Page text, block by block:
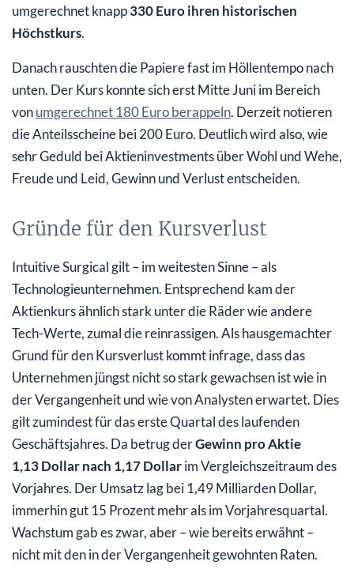
umgerechnet knapp330 Euro ihren historischen
Höchstkurs.
Danach rauschten die Papiere fast im Höllentempo nach
unten. Der Kurs konnte sich erst Mitte Juni im Bereich
vonumgerechnet 180 Euro berappeln. Derzeit notieren
die Anteilsscheine bei 200 Euro. Deutlich wird also, wie
sehr Geduld bei Aktieninvestments über Wohl und Wehe,
Freude und Leid, Gewinn und Verlust entscheiden.
Gründe für den Kursverlust
Intuitive Surgical gilt – im weitesten Sinne – als
Technologieunternehmen. Entsprechend kam der
Aktienkurs ähnlich stark unter die Räder wie andere
Tech-Werte, zumal die reinrassigen. Als hausgemachter
Grund für den Kursverlust kommt infrage, dass das
Unternehmen jüngst nicht so stark gewachsen ist wie in
der Vergangenheit und wie von Analysten erwartet. Dies
gilt zumindest für das erste Quartal des laufenden
Geschäftsjahres. Da betrug derGewinn pro Aktie
1,13 Dollar nach 1,17 Dollarim Vergleichszeitraum des
Vorjahres. Der Umsatz lag bei 1,49 Milliarden Dollar,
immerhin gut 15 Prozent mehr als im Vorjahresquartal.
Wachstum gab es zwar, aber – wie bereits erwähnt –
nicht mit den in der Vergangenheit gewohnten Raten.